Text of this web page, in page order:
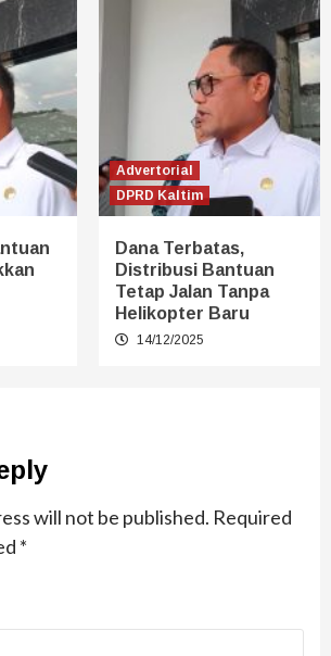
Advertorial
DPRD Kaltim
Dana Terbatas,
Distribusi Bantuan
Tetap Jalan Tanpa
Helikopter Baru
14/12/2025
will not be published. Required
*